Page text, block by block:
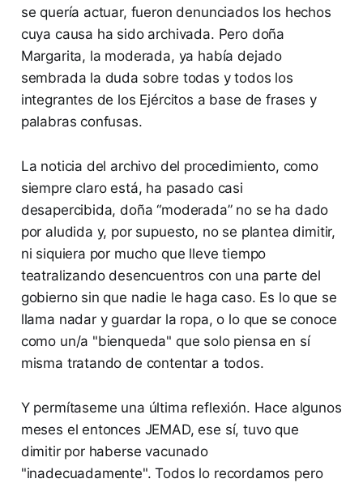
se quería actuar, fueron denunciados los hechos
cuya causa ha sido archivada. Pero doña
Margarita, la moderada, ya había dejado
sembrada la duda sobre todas y todos los
integrantes de los Ejércitos a base de frases y
palabras confusas.
La noticia del archivo del procedimiento, como
siempre claro está, ha pasado casi
desapercibida, doña “moderada” no se ha dado
por aludida y, por supuesto, no se plantea dimitir,
ni siquiera por mucho que lleve tiempo
teatralizando desencuentros con una parte del
gobierno sin que nadie le haga caso. Es lo que se
llama nadar y guardar la ropa, o lo que se conoce
como un/a "bienqueda" que solo piensa en sí
misma tratando de contentar a todos.
Y permítaseme una última reflexión. Hace algunos
meses el entonces JEMAD, ese sí, tuvo que
dimitir por haberse vacunado
"inadecuadamente". Todos lo recordamos pero